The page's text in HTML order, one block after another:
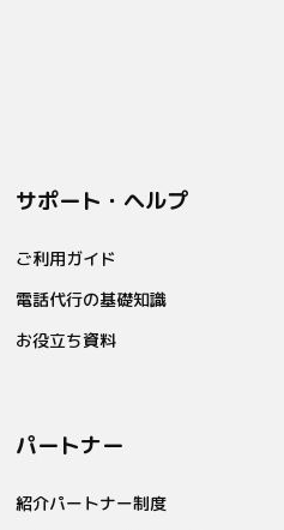
サポート・ヘルプ
ご利用ガイド
電話代行の基礎知識
お役立ち資料
パートナー
紹介パートナー制度